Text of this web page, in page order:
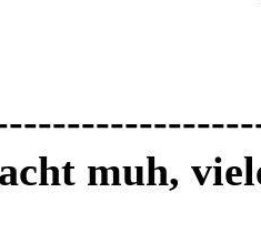
muh,